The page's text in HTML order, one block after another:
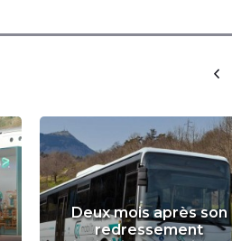
Deux mois après son
redressement